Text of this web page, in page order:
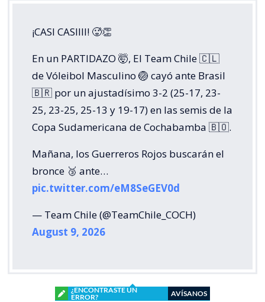
¡CASI CASIIII! 🥵👏
En un PARTIDAZO 🤯, El Team Chile 🇨🇱
de Vóleibol Masculino 🏐 cayó ante Brasil
🇧🇷 por un ajustadísimo 3-2 (25-17, 23-
25, 23-25, 25-13 y 19-17) en las semis de la
Copa Sudamericana de Cochabamba 🇧🇴.
Mañana, los Guerreros Rojos buscarán el
bronce 🥉 ante…
pic.twitter.com/eM8SeGEV0d
— Team Chile (@TeamChile_COCH)
August 9, 2026
¿ENCONTRASTE UN
ERROR?
AVÍSANOS